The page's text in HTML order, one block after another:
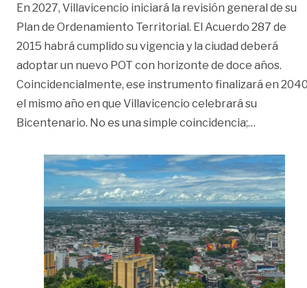
En 2027, Villavicencio iniciará la revisión general de su
Plan de Ordenamiento Territorial. El Acuerdo 287 de
2015 habrá cumplido su vigencia y la ciudad deberá
adoptar un nuevo POT con horizonte de doce años.
Coincidencialmente, ese instrumento finalizará en
el mismo año en que Villavicencio celebrará su
Bicentenario. No es una simple coincidencia;…